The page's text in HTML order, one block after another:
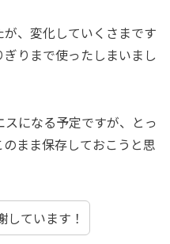
、変化していくさまです
りまで使ったしまいまし
になる予定ですが、とっ
まま保存しておこうと思
しています！